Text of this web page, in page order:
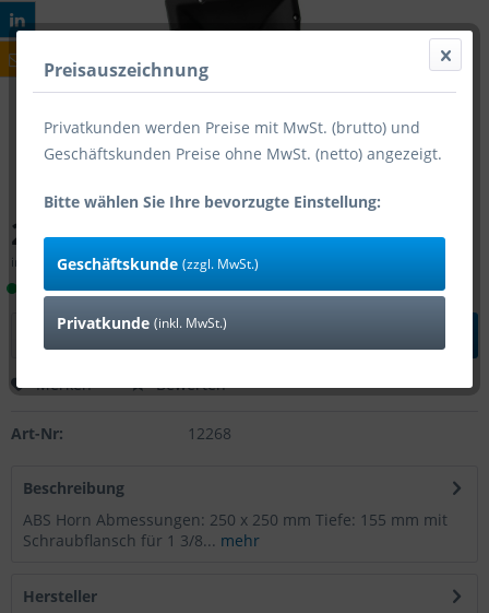
29,75 € *
inkl. MwSt.zzgl. Versandkosten
Lieferzeit 1-4 Tage (Bestand: 3)
Merken Bewerten
Art-Nr: 12268
Beschreibung
ABS Horn Abmessungen: 250 x 250 mm Tiefe: 155 mm mit
Schraubflansch für 1 3/8... mehr
Hersteller
Preisauszeichnung
Privatkunden werden Preise mit MwSt. (brutto) und
Geschäftskunden Preise ohne MwSt. (netto) angezeigt.
Bitte wählen Sie Ihre bevorzugte Einstellung:
Geschäftskunde (zzgl. MwSt.)
Privatkunde (inkl. MwSt.)